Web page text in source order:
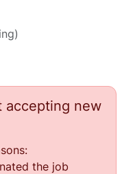
accepting new
the job